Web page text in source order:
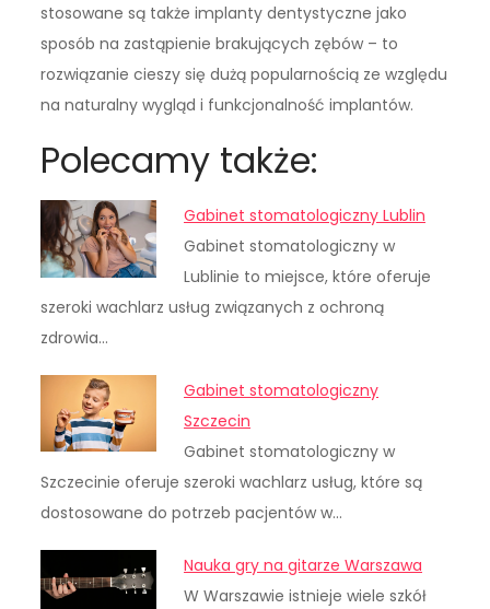
stosowane są także implanty dentystyczne jako
sposób na zastąpienie brakujących zębów – to
rozwiązanie cieszy się dużą popularnością ze względu
na naturalny wygląd i funkcjonalność implantów.
Polecamy także:
Gabinet stomatologiczny Lublin
Gabinet stomatologiczny w
Lublinie to miejsce, które oferuje
szeroki wachlarz usług związanych z ochroną
zdrowia…
Gabinet stomatologiczny
Szczecin
Gabinet stomatologiczny w
Szczecinie oferuje szeroki wachlarz usług, które są
dostosowane do potrzeb pacjentów w…
Nauka gry na gitarze Warszawa
W Warszawie istnieje wiele szkół